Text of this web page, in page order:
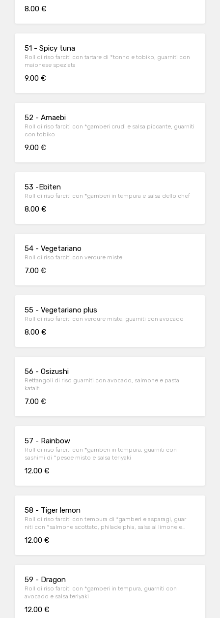
8.00 €
51 - Spicy tuna
Roll di riso farciti con tartare di °tonno e tobiko, guarniti con
maionese speziata
9.00 €
52 - Amaebi
Roll di riso farciti con *gamberi crudi e salsa piccante, guarniti
con tobiko
9.00 €
53 -Ebiten
Roll di riso farciti con *gamberi in tempura e salsa dello chef
8.00 €
54 - Vegetariano
Roll di riso farciti con verdure miste
7.00 €
55 - Vegetariano plus
Roll di riso farciti con verdure miste, guarniti con avocado
8.00 €
56 - Osizushi
Rettangoli di riso guarniti con avocado, salmone e pasta
kataifi
7.00 €
57 - Rainbow
Roll di riso farciti con *gamberi in tempura, guarniti con
sashimi di °pesce misto e salsa teriyaki
12.00 €
58 - Tiger lemon
Roll di riso farciti con tempura di *gamberi e asparagi, guar
niti con °salmone scottato, philadelphia, salsa al limone e
12.00 €
59 - Dragon
Roll di riso farciti con *gamberi in tempura, guarniti con
avocado e salsa teriyaki
12.00 €